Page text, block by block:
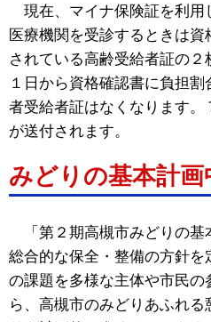
現在、マイナ保険証を利用
医療機関を受診するときは
されている高齢受給者証の
１日から資格確認書に負担
者受給者証はなくなります
が送付されます。
みどりの基本計画
「第２期高槻市みどりの基
総合的な保全・整備の方針
の課題を多様な主体や市民
ら、高槻市のみどりあふれる